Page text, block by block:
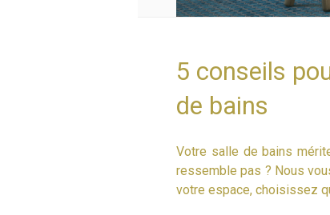
5 conseils
de bains
Votre salle de bains
ressemble pas ? Nous
votre espace, choisissez